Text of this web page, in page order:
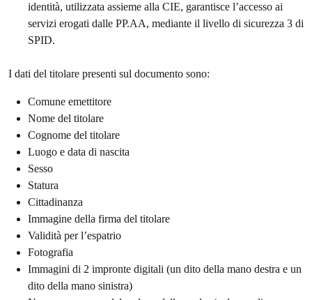
identità, utilizzata assieme alla CIE, garantisce l’accesso ai
servizi erogati dalle PP.AA, mediante il livello di sicurezza 3 di
SPID.
I dati del titolare presenti sul documento sono:
Comune emettitore
Nome del titolare
Cognome del titolare
Luogo e data di nascita
Sesso
Statura
Cittadinanza
Immagine della firma del titolare
Validità per l’espatrio
Fotografia
Immagini di 2 impronte digitali (un dito della mano destra e un
dito della mano sinistra)